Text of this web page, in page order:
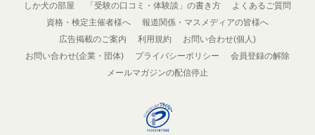
しか犬の部屋 「受験の口コミ・体験談」の書き方
よくあるご質問
資格・検定主催者様へ
報道関係・マスメディアの皆様へ
広告掲載のご案内
利用規約
お問い合わせ(個人)
お問い合わせ(企業・団体)
プライバシーポリシー
会員登録の解除
メールマガジンの配信停止